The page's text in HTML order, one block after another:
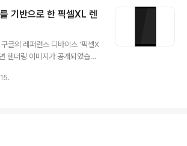
의 샤워기 및 욕조에 담궈도 정
인할 수 있습니다. 출처 : 石川
기반으로 한 픽셀XL 렌
글의 레퍼런스 디바이스 '픽셀X
렌더링 이미지가 공개되었습니
마트폰 제조사 HTC가 개발한
답게 소프트키를 사용해 전면에
, 상단에 수화부 및 카메라홀이